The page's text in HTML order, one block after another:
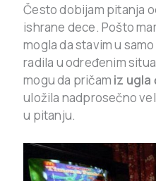
Često dobijam pitanja
ishrane dece. Pošto
mogla da stavim u
radila u određenim
mogu da pričam iz ugla
uložila nadprosečno
u pitanju.